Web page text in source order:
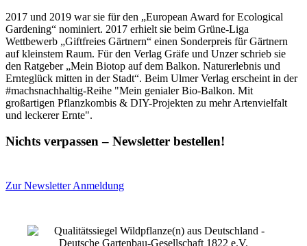
2017 und 2019 war sie für den „European Award for Ecological
Gardening“ nominiert. 2017 erhielt sie beim Grüne-Liga
Wettbewerb „Giftfreies Gärtnern“ einen Sonderpreis für Gärtnern
auf kleinstem Raum. Für den Verlag Gräfe und Unzer schrieb sie
den Ratgeber „Mein Biotop auf dem Balkon. Naturerlebnis und
Ernteglück mitten in der Stadt“. Beim Ulmer Verlag erscheint in der
#machsnachhaltig-Reihe "Mein genialer Bio-Balkon. Mit
großartigen Pflanzkombis & DIY-Projekten zu mehr Artenvielfalt
und leckerer Ernte".
Nichts verpassen – Newsletter bestellen!
Zur Newsletter Anmeldung